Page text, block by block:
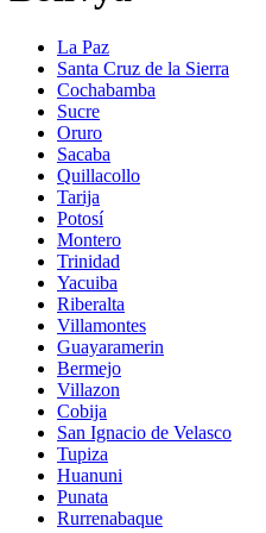
La Paz
Santa Cruz de la Sierra
Cochabamba
Sucre
Oruro
Sacaba
Quillacollo
Tarija
Potosí
Montero
Trinidad
Yacuiba
Riberalta
Villamontes
Guayaramerin
Bermejo
Villazon
Cobija
San Ignacio de Velasco
Tupiza
Huanuni
Punata
Rurrenabaque